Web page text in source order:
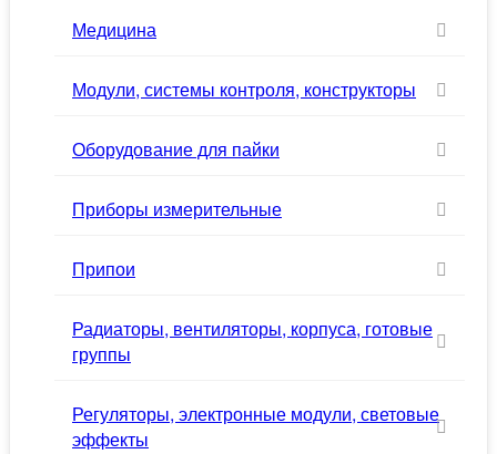
Медицина
Модули, системы контроля, конструкторы
Оборудование для пайки
Приборы измерительные
Припои
Радиаторы, вентиляторы, корпуса, готовые
группы
Регуляторы, электронные модули, световые
эффекты